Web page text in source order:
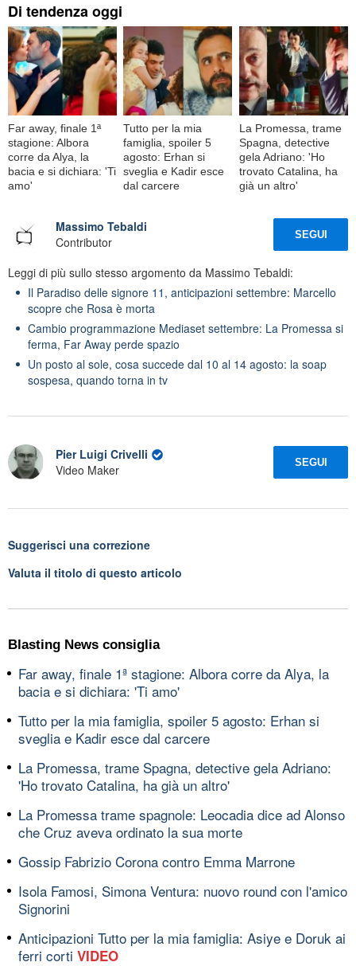
Di tendenza oggi
Far away, finale 1ª
stagione: Albora
corre da Alya, la
bacia e si dichiara: 'Ti
amo'
Tutto per la mia
famiglia, spoiler 5
agosto: Erhan si
sveglia e Kadir esce
dal carcere
La Promessa, trame
Spagna, detective
gela Adriano: 'Ho
trovato Catalina, ha
già un altro'
Massimo Tebaldi
Contributor
SEGUI
Leggi di più sullo stesso argomento da Massimo Tebaldi:
Il Paradiso delle signore 11, anticipazioni settembre: Marcello
scopre che Rosa è morta
Cambio programmazione Mediaset settembre: La Promessa si
ferma, Far Away perde spazio
Un posto al sole, cosa succede dal 10 al 14 agosto: la soap
sospesa, quando torna in tv
Pier Luigi Crivelli
Video Maker
SEGUI
Suggerisci una correzione
Valuta il titolo di questo articolo
Blasting News consiglia
Far away, finale 1ª stagione: Albora corre da Alya, la
bacia e si dichiara: 'Ti amo'
Tutto per la mia famiglia, spoiler 5 agosto: Erhan si
sveglia e Kadir esce dal carcere
La Promessa, trame Spagna, detective gela Adriano:
'Ho trovato Catalina, ha già un altro'
La Promessa trame spagnole: Leocadia dice ad Alonso
che Cruz aveva ordinato la sua morte
Gossip Fabrizio Corona contro Emma Marrone
Isola Famosi, Simona Ventura: nuovo round con l'amico
Signorini
Anticipazioni Tutto per la mia famiglia: Asiye e Doruk ai
ferri corti VIDEO